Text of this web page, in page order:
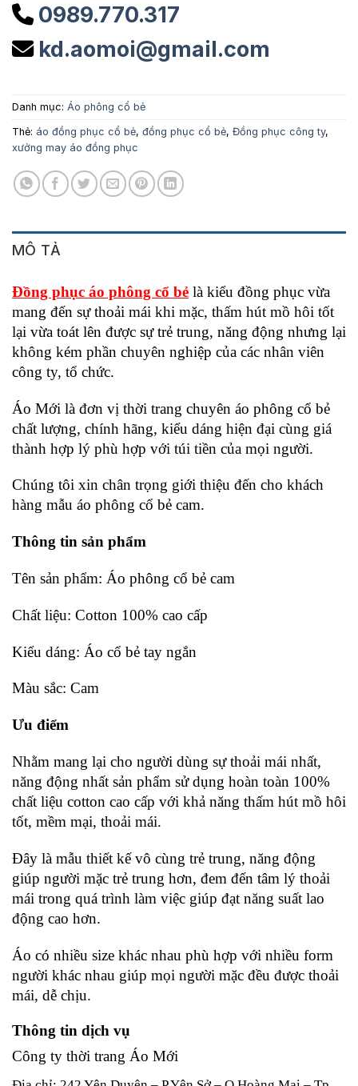
0989.770.317
kd.aomoi@gmail.com
Danh mục: Áo phông cổ bẻ
Thẻ: áo đồng phục cổ bẻ, đồng phục cổ bẻ, Đồng phục công ty,
xưởng may áo đồng phục
MÔ TẢ
Đồng phục áo phông cổ bẻ là kiểu đồng phục vừa
mang đến sự thoải mái khi mặc, thấm hút mồ hôi tốt
lại vừa toát lên được sự trẻ trung, năng động nhưng lại
không kém phần chuyên nghiệp của các nhân viên
công ty, tổ chức.
Áo Mới là đơn vị thời trang chuyên áo phông cổ bẻ
chất lượng, chính hãng, kiểu dáng hiện đại cùng giá
thành hợp lý phù hợp với túi tiền của mọi người.
Chúng tôi xin chân trọng giới thiệu đến cho khách
hàng mẫu áo phông cổ bẻ cam.
Thông tin sản phẩm
Tên sản phẩm: Áo phông cổ bẻ cam
Chất liệu: Cotton 100% cao cấp
Kiểu dáng: Áo cổ bẻ tay ngắn
Màu sắc: Cam
Ưu điểm
Nhằm mang lại cho người dùng sự thoải mái nhất,
năng động nhất sản phẩm sử dụng hoàn toàn 100%
chất liệu cotton cao cấp với khả năng thấm hút mồ hôi
tốt, mềm mại, thoải mái.
Đây là mẫu thiết kế vô cùng trẻ trung, năng động
giúp người mặc trẻ trung hơn, đem đến tâm lý thoải
mái trong quá trình làm việc giúp đạt năng suất lao
động cao hơn.
Áo có nhiều size khác nhau phù hợp với nhiều form
người khác nhau giúp mọi người mặc đều được thoải
mái, dễ chịu.
Thông tin dịch vụ
Công ty thời trang Áo Mới